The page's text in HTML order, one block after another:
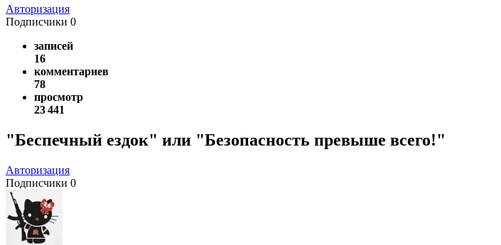
Авторизация
Подписчики 0
записей
16
комментариев
78
просмотр
23 441
"Беспечный ездок" или "Безопасность превыше всего!"
Авторизация
Подписчики 0